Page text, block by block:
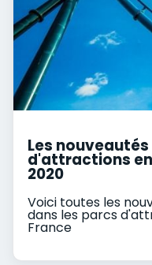
Les
d'attractions en
2020
Voici toutes les
dans les parcs
France